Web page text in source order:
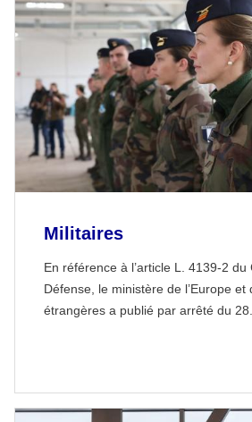
Militaires
En référence à l’article L. 4139-2 du
Défense, le ministère de l’Europe et
étrangères a publié par arrêté du 28...